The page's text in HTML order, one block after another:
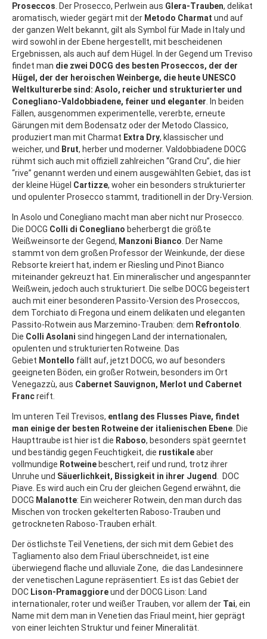
Proseccos . Der Prosecco, Perlwein aus Glera-Trauben, delikat
aromatisch, wieder gegärt mit der Metodo Charmat und auf
der ganzen Welt bekannt, gilt als Symbol für Made in Italy und
wird sowohl in der Ebene hergestellt, mit bescheidenen
Ergebnissen, als auch auf dem Hügel. In der Gegend um Treviso
findet man die zwei DOCG des besten Proseccos, der der
Hügel, der der heroischen Weinberge, die heute UNESCO
Weltkulturerbe sind: Asolo, reicher und strukturierter und
Conegliano-Valdobbiadene, feiner und eleganter . In beiden
Fällen, ausgenommen experimentelle, vererbte, erneute
Gärungen mit dem Bodensatz oder der Metodo Classico,
produziert man mit Charmat Extra Dry, klassischer und
weicher, und Brut, herber und moderner. Valdobbiadene DOCG
rühmt sich auch mit offiziell zahlreichen “Grand Cru”, die hier
“rive” genannt werden und einem ausgewählten Gebiet, das ist
der kleine Hügel Cartizze, woher ein besonders strukturierter
und opulenter Prosecco stammt, traditionell in der Dry-Version.
In Asolo und Conegliano macht man aber nicht nur Prosecco.
Die DOCG Colli di Conegliano beherbergt die größte
Weißweinsorte der Gegend, Manzoni Bianco . Der Name
stammt von dem großen Professor der Weinkunde, der diese
Rebsorte kreiert hat, indem er Riesling und Pinot Bianco
miteinander gekreuzt hat. Ein mineralischer und angespannter
Weißwein, jedoch auch strukturiert. Die selbe DOCG begeistert
auch mit einer besonderen Passito-Version des Proseccos,
dem Torchiato di Fregona und einem delikaten und eleganten
Passito-Rotwein aus Marzemino-Trauben: dem Refrontolo
Die Colli Asolani sind hingegen Land der internationalen,
opulenten und strukturierten Rotweine. Das
Gebiet Montello fällt auf, jetzt DOCG, wo auf besonders
geeigneten Böden, ein großer Rotwein, besonders im Ort
Venegazzù, aus Cabernet Sauvignon, Merlot und Cabernet
Francreift.
Im unteren Teil Trevisos, entlang des Flusses Piave, findet
man einige der besten Rotweine der italienischen Ebene . Die
Haupttraube ist hier ist die Raboso, besonders spät geerntet
und beständig gegen Feuchtigkeit, die rustikaleaber
vollmundige Rotweine beschert, reif und rund, trotz ihrer
Unruhe und Säuerlichkeit, Bissigkeit in ihrer Jugend
. DOC
Piave. Es wird auch ein Cru der gleichen Gegend erwähnt, die
DOCG Malanotte: Ein weicherer Rotwein, den man durch das
Mischen von trocken gekelterten Raboso-Trauben und
getrockneten Raboso-Trauben erhält.
Der östlichste Teil Venetiens, der sich mit dem Gebiet des
Tagliamento also dem Friaul überschneidet, ist eine
überwiegend flache und alluviale Zone, die das Landesinnere
der venetischen Lagune repräsentiert. Es ist das Gebiet der
DOC Lison-Pramaggioreund der DOCG Lison: Land
internationaler, roter und weißer Trauben, vor allem der Tai, ein
Name mit dem man in Venetien das Friaul meint, hier geprägt
von einer leichten Struktur und feiner Mineralität.